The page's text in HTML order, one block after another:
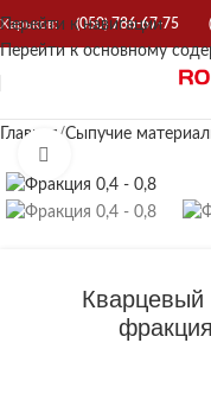
Перейти к навигации
Перейти к основному
Харьков: (050) 786-67-75
Главная Сыпучие
Кварцевый